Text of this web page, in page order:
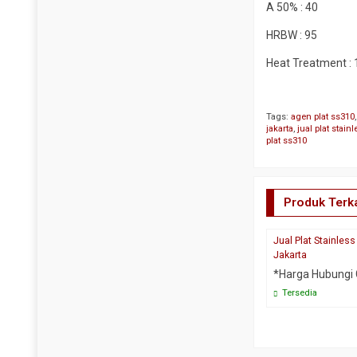
A 50% : 40
HRBW : 95
Heat Treatment :
Tags:agen plat ss310
jakarta,jual plat
plat ss310
Produk
Jual Plat Stainless
Jakarta
*Harga Hubungi
Tersedia